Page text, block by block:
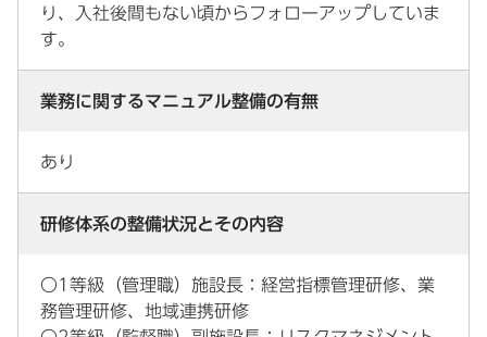
り、入社後間もない頃からフォローアップしていま
す。
業務に関するマニュアル整備の有無
あり
研修体系の整備状況とその内容
〇1等級（管理職）施設長：経営指標管理研修、業
務管理研修、地域連携研修